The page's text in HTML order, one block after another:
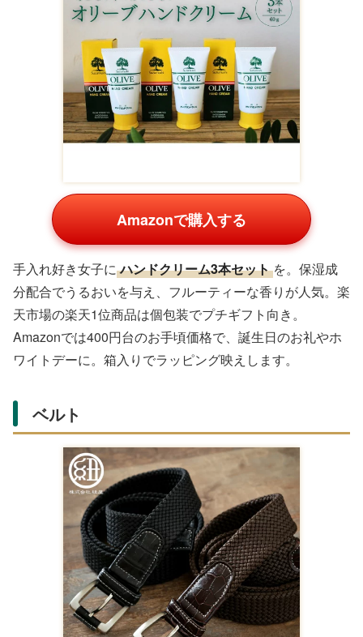
アクセサリー好きにトライアングルイヤリング（ノンホ
を。ピアス不要で付けやすく、シンプルデザイン
が制服にマッチ。楽天市場のプチプラ500円台はキラキラ
光るクリスタル入りで可愛い。お揃いパックもあり、友達
性が高評価です。
カフェ風ドリンク文房具セット
Amazonで購入する
文房具マニアにカフェ風ドリンク文房具セット を。ハン
カイ、消しゴム、ペンがドリンク型で可愛い。紫系のパー